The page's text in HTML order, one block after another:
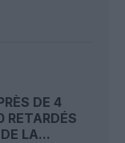
DE 4
RETARDÉS
LA...